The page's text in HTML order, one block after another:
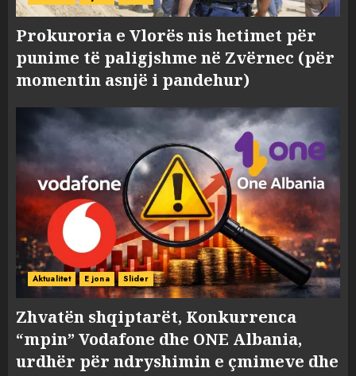
Prokuroria e Vlorës nis hetimet për
punime të paligjshme në Zvërnec (për
momentin asnjë i pandehur)
Aktualitet E jona Slider
Zhvatën shqiptarët, Konkurrenca
“mpin” Vodafone dhe ONE Albania,
urdhër për ndryshimin e çmimeve dhe